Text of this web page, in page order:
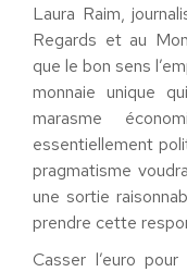
Laura Raim,
Regards et au
que le bon sens
monnaie unique
marasme
essentiellement
pragmatisme
une sortie
prendre cette
Casser l’euro